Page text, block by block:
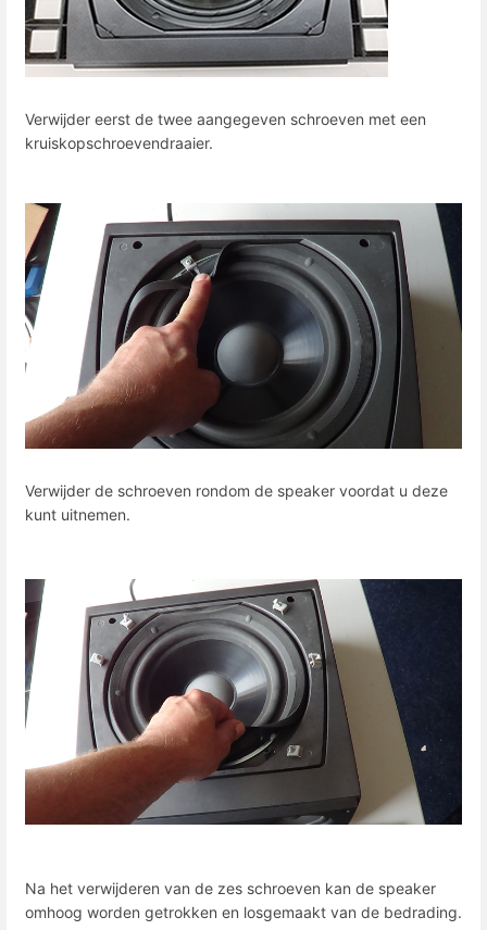
Verwijder eerst de twee aangegeven schroeven met een
kruiskopschroevendraaier.
Verwijder de schroeven rondom de speaker voordat u deze
kunt uitnemen.
Na het verwijderen van de zes schroeven kan de speaker
omhoog worden getrokken en losgemaakt van de bedrading.